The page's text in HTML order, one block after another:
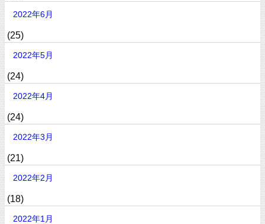
2022年6月
(25)
2022年5月
(24)
2022年4月
(24)
2022年3月
(21)
2022年2月
(18)
2022年1月